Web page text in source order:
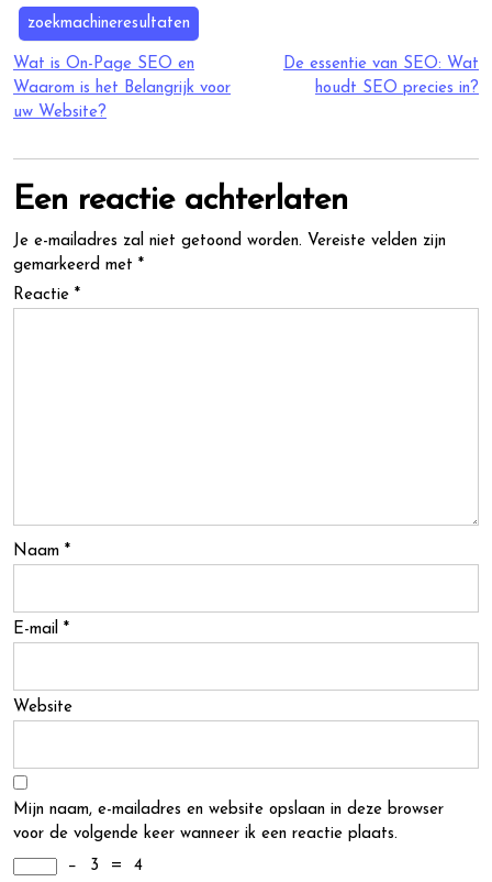
zoekmachineresultaten
Berichtnavigatie
Wat is On-Page SEO en
Waarom is het Belangrijk voor
uw Website?
De essentie van SEO: Wat
houdt SEO precies in?
Een reactie achterlaten
Je e-mailadres zal niet getoond worden. Vereiste velden zijn
gemarkeerd met *
Reactie *
Naam *
E-mail *
Website
Mijn naam, e-mailadres en website opslaan in deze browser
voor de volgende keer wanneer ik een reactie plaats.
−
3 = 4